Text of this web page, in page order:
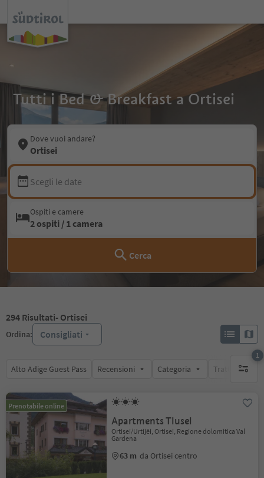
Tutti i Bed & Breakfast a Ortisei
Dove vuoi andare?
Ortisei
Scegli le date
Ospiti e camere
2 ospiti / 1 camera
Cerca
294 Risultati- Ortisei
Ordina: Consigliati
Alto Adige Guest Pass Recensioni Categoria Trattamento
1
1 filtro
Prenotabile online
Apartments Tlusel
Ortisei/Urtijëi, Ortisei, Regione dolomitica Val
Gardena
63 m da Ortisei centro